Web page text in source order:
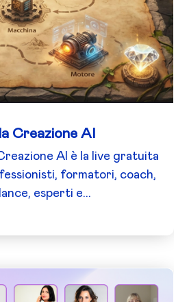
Creazione AI
AI è la live gratuita
formatori, coach,
esperti e...